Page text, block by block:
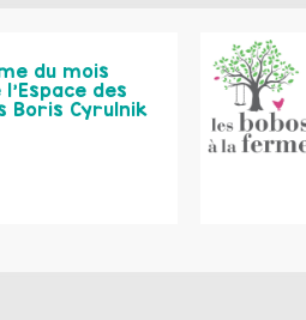
du mois
l’Espace des
Boris Cyrulnik